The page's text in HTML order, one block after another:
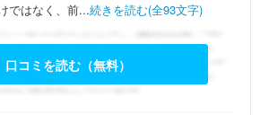
ではなく、前...続きを読む(全93文字)
口コミを読む（無料）